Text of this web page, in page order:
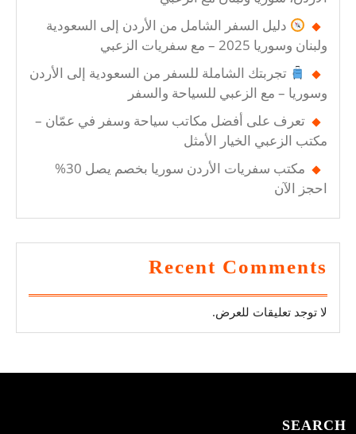
دليل السفر الشامل من الأردن إلى السعودية
ولبنان وسوريا 2025 – مع سفريات الزعبي
تجربتك الشاملة للسفر من السعودية إلى الأردن
وسوريا – مع الزعبي للسياحة والسفر
تعرف على أفضل مكاتب سياحة وسفر في عمّان –
مكتب الزعبي الخيار الأمثل
مكتب سفريات الأردن سوريا بخصم يصل 30%
احجز الآن
Recent Comments
لا توجد تعليقات للعرض.
SEARCH